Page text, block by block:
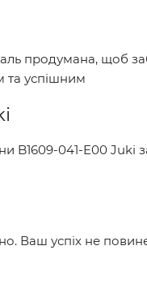
продумана, щоб
та успішним
B1609-041-E00 Juki
Ваш успіх не